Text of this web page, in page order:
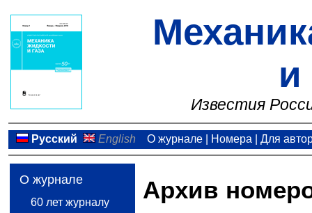
и
Известия
Русский English О журнале| Номера Для
О журнале
60 лет журналу Архив